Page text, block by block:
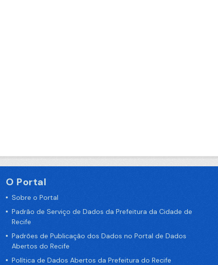
O Portal
Sobre o Portal
Padrão de Serviço de Dados da Prefeitura da Cidade de
Recife
Padrões de Publicação dos Dados no Portal de Dados
Abertos do Recife
Política de Dados Abertos da Prefeitura do Recife